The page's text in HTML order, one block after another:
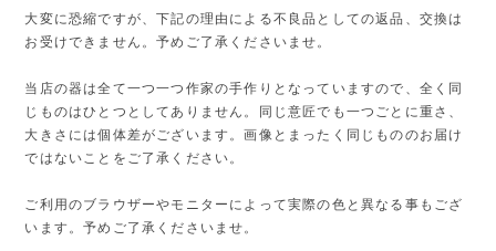
大変に恐縮ですが、下記の理由による不良品としての返品、交換は
お受けできません。予めご了承くださいませ。
当店の器は全て一つ一つ作家の手作りとなっていますので、全く同
じものはひとつとしてありません。同じ意匠でも一つごとに重さ、
大きさには個体差がございます。画像とまったく同じもののお届け
ではないことをご了承ください。
ご利用のブラウザーやモニターによって実際の色と異なる事もござ
います。予めご了承くださいませ。